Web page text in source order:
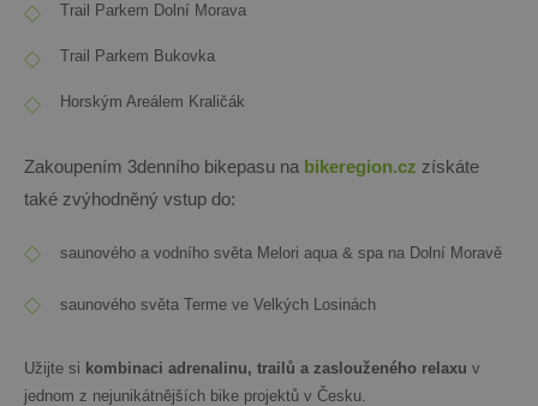
Trail Parkem Dolní Morava
Trail Parkem Bukovka
Horským Areálem Kraličák
Zakoupením 3denního bikepasu na bikeregion.cz získáte
také zvýhodněný vstup do:
saunového a vodního světa Melori aqua & spa na Dolní Moravě
saunového světa Terme ve Velkých Losinách
Užijte si kombinaci adrenalinu, trailů a zaslouženého relaxu v
jednom z nejunikátnějších bike projektů v Česku.